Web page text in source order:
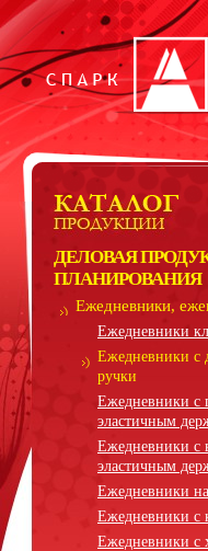
ДЕЛОВАЯ
ПЛАНИРОВАНИЯ
Ежедневники,
Ежедневники
Ежедневники с
ручки
Ежедневники с
эластичным
Ежедневники с
эластичным
Ежедневники
Ежедневники с
Ежедневники с